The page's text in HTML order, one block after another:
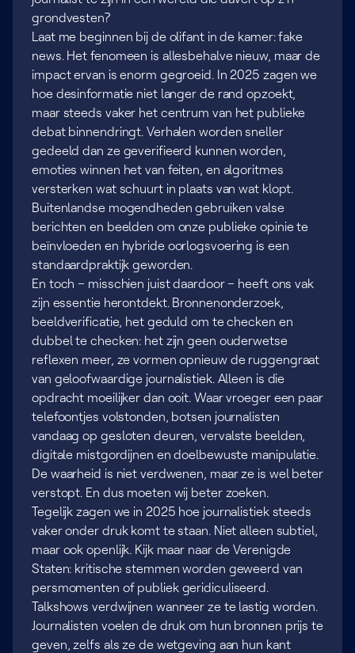
grondvesten?
Laat me beginnen bij de olifant in de kamer: fake
news. Het fenomeen is allesbehalve nieuw, maar de
impact ervan is enorm gegroeid. In 2025 zagen we
hoe desinformatie niet langer de rand opzoekt,
maar steeds vaker het centrum van het publieke
debat binnendringt. Verhalen worden sneller
gedeeld dan ze geverifieerd kunnen worden,
emoties winnen het van feiten, en algoritmes
versterken wat schuurt in plaats van wat klopt.
Buitenlandse mogendheden gebruiken valse
berichten en beelden om onze publieke opinie te
beïnvloeden en hybride oorlogsvoering is een
standaardpraktijk geworden.
En toch – misschien juist daardoor – heeft ons vak
zijn essentie herontdekt. Bronnenonderzoek,
beeldverificatie, het geduld om te checken en
dubbel te checken: het zijn geen ouderwetse
reflexen meer, ze vormen opnieuw de ruggengraat
van geloofwaardige journalistiek. Alleen is die
opdracht moeilijker dan ooit. Waar vroeger een paar
telefoontjes volstonden, botsen journalisten
vandaag op gesloten deuren, vervalste beelden,
digitale mistgordijnen en doelbewuste manipulatie.
De waarheid is niet verdwenen, maar ze is wel beter
verstopt. En dus moeten wij beter zoeken.
Tegelijk zagen we in 2025 hoe journalistiek steeds
vaker onder druk komt te staan. Niet alleen subtiel,
maar ook openlijk. Kijk maar naar de Verenigde
Staten: kritische stemmen worden geweerd van
persmomenten of publiek geridiculiseerd.
Talkshows verdwijnen wanneer ze te lastig worden.
Journalisten voelen de druk om hun bronnen prijs te
geven, zelfs als ze de wetgeving aan hun kant